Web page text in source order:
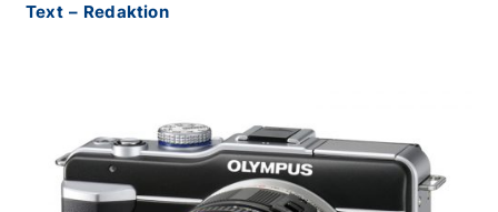
Text – Redaktion